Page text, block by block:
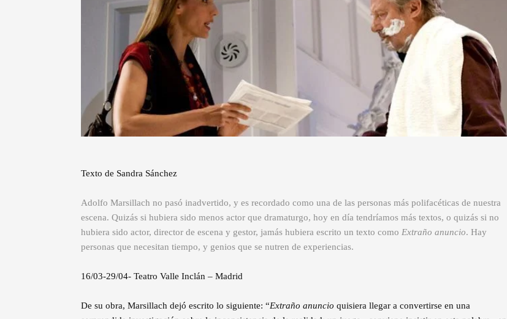
Texto de Sandra Sánchez
Adolfo Marsillach no pasó inadvertido, y es recordado como una de las personas más polifacéticas de nuestra
escena. Quizás si hubiera sido menos actor que dramaturgo, hoy en día tendríamos más textos, o quizás si no
hubiera sido actor, director de escena y gestor, jamás hubiera escrito un texto como Extraño anuncio. Hay
personas que necesitan tiempo, y genios que se nutren de experiencias.
16/03-29/04- Teatro Valle Inclán – Madrid
De su obra, Marsillach dejó escrito lo siguiente: “Extraño anuncio quisiera llegar a convertirse en una